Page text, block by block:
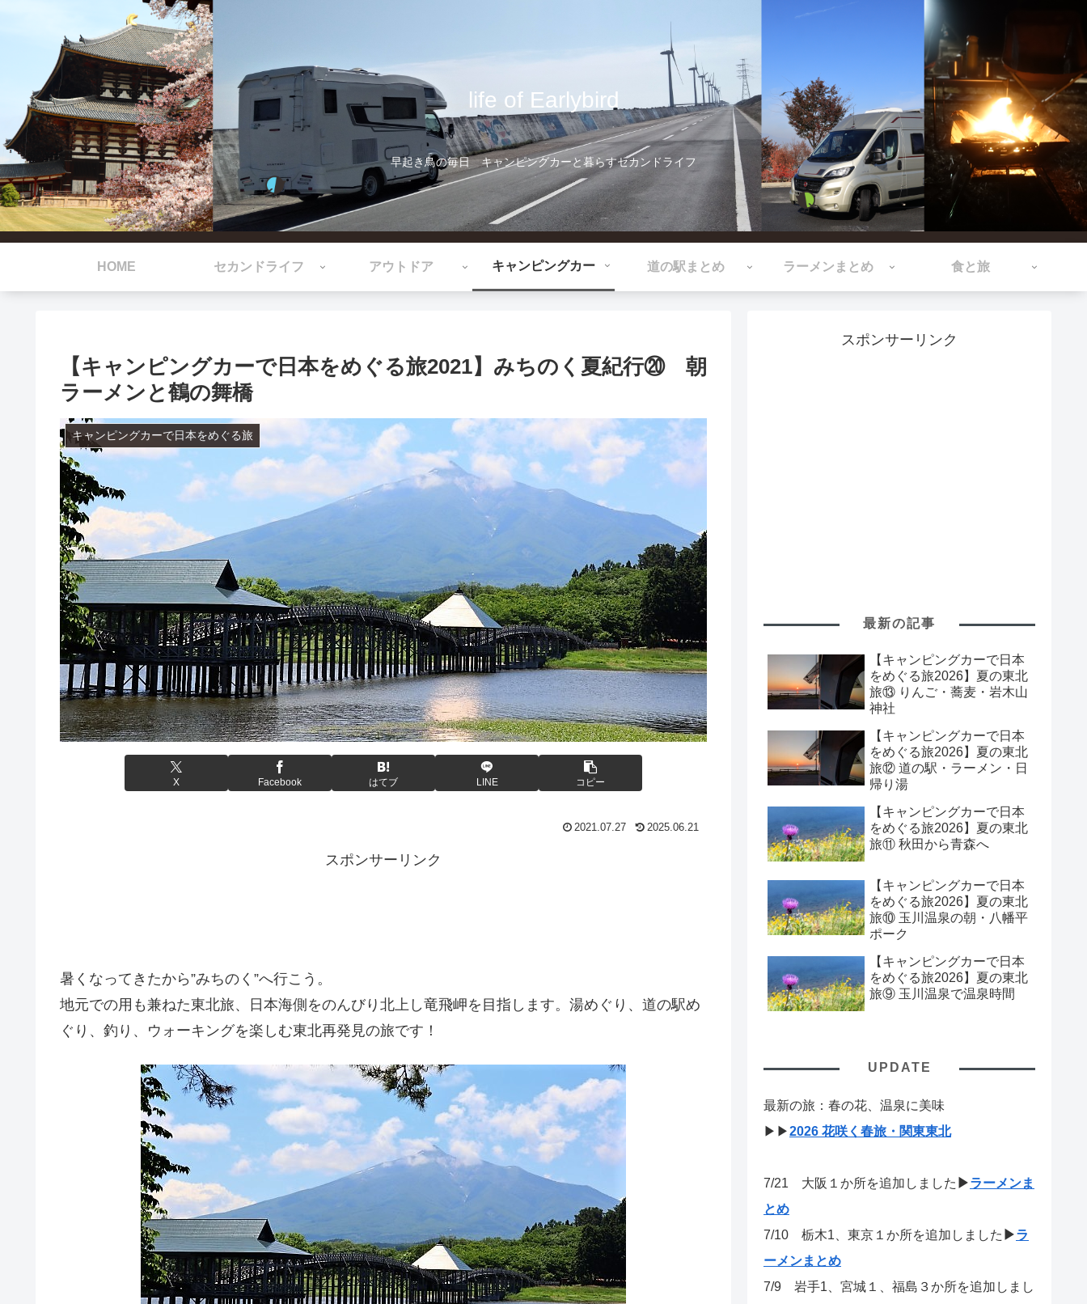
life of Earlybird
早起き鳥の毎日 キャンピングカーと暮らすセカンドライフ
HOME セカンドライフ アウトドア キャンピングカー 道の駅まとめ ラーメンまとめ 食と旅
【キャンピングカーで日本をめぐる旅2021】みちのく夏紀行⑳ 朝
ラーメンと鶴の舞橋
キャンピングカーで日本をめぐる旅
X Facebook はてブ LINE コピー
2021.07.27 2025.06.21
スポンサーリンク
暑くなってきたから”みちのく”へ行こう。
地元での用も兼ねた東北旅、日本海側をのんびり北上し竜飛岬を目指します。湯めぐり、道の駅め
ぐり、釣り、ウォーキングを楽しむ東北再発見の旅です！
スポンサーリンク
最新の記事
【キャンピングカーで日本
をめぐる旅2026】夏の東北
旅⑬ りんご・蕎麦・岩木山
神社
【キャンピングカーで日本
をめぐる旅2026】夏の東北
旅⑫ 道の駅・ラーメン・日
帰り湯
【キャンピングカーで日本
をめぐる旅2026】夏の東北
旅⑪ 秋田から青森へ
【キャンピングカーで日本
をめぐる旅2026】夏の東北
旅⑩ 玉川温泉の朝・八幡平
ポーク
【キャンピングカーで日本
をめぐる旅2026】夏の東北
旅⑨ 玉川温泉で温泉時間
UPDATE
最新の旅：春の花、温泉に美味
▶▶2026 花咲く春旅・関東東北
7/21 大阪１か所を追加しました ▶ラーメンま
とめ
7/10 栃木1、東京１か所を追加しました ▶ラ
ーメンまとめ
7/9 岩手1、宮城１、福島３か所を追加しまし